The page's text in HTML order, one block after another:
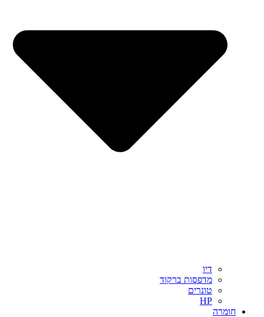
דיו
מדפסות ברקוד
טונרים
HP
חומרה